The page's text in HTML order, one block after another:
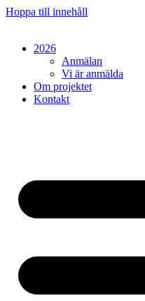
Hoppa till innehåll
2026
Anmälan
Vi är anmälda
Om projektet
Kontakt